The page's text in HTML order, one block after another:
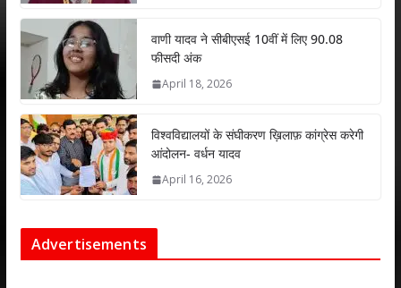
वाणी यादव ने सीबीएसई 10वीं में लिए 90.08
फीसदी अंक
April 18, 2026
विश्वविद्यालयों के संघीकरण ख़िलाफ़ कांग्रेस करेगी
आंदोलन- वर्धन यादव
April 16, 2026
Advertisements